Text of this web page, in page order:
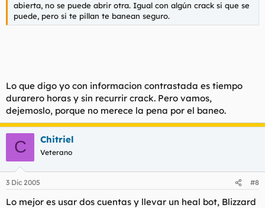
abierta, no se puede abrir otra. Igual con algún crack si que se
puede, pero si te pillan te banean seguro.
Lo que digo yo con informacion contrastada es tiempo
durarero horas y sin recurrir crack. Pero vamos,
dejemoslo, porque no merece la pena por el baneo.
C Chitriel
Veterano
3 Dic 2005 #8
Lo mejor es usar dos cuentas y llevar un heal bot, Blizzard